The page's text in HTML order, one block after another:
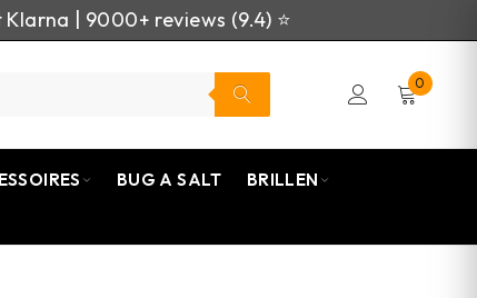
| 9000+ reviews (9.4) ⭐
0
BUG A SALT
BRILLEN